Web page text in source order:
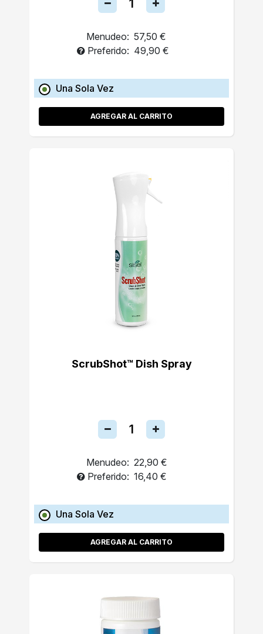
Menudeo: 57,50 €
Preferido: 49,90 €
Una Sola Vez
AGREGAR AL CARRITO
ScrubShot™ Dish Spray
Menudeo: 22,90 €
Preferido: 16,40 €
Una Sola Vez
AGREGAR AL CARRITO